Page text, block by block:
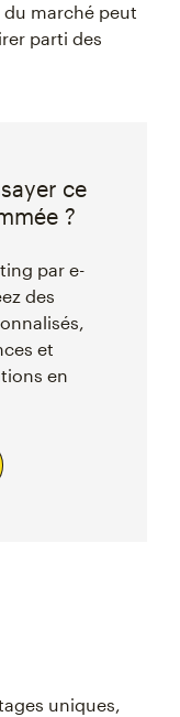
marché peut
parti des
ce
?
par e-
des
et
en
uniques,